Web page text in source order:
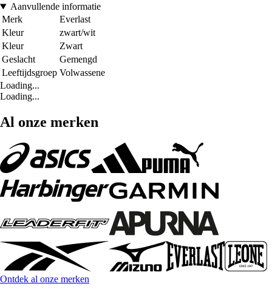
Aanvullende informatie
Merk
Everlast
Kleur
zwart/wit
Kleur
Zwart
Geslacht
Gemengd
Leeftijdsgroep Volwassene
Loading...
Loading...
Al onze merken
Ontdek al onze merken